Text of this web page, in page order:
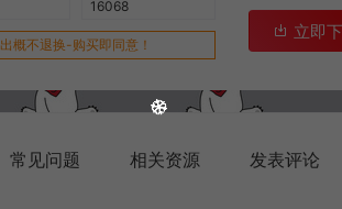
16068
概不退换-购买即同意！
立即
常见问题 相关资源 发表评论